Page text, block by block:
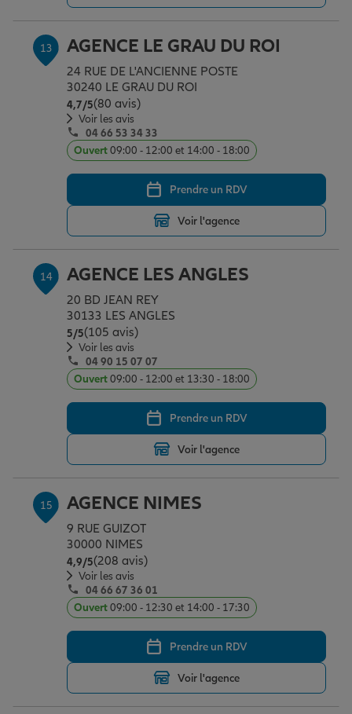
13 AGENCE LE GRAU DU ROI
24 RUE DE L'ANCIENNE POSTE
30240 LE GRAU DU ROI
4,7/5Note de 4.7 sur 5
(80 avis)
Voir les avis
04 66 53 34 33
Ouvert09:00 - 12:00 et 14:00 - 18:00
Prendre un RDV
Voir l'agence
14 AGENCE LES ANGLES
20 BD JEAN REY
30133 LES ANGLES
5/5Note de 5 sur 5
(105 avis)
Voir les avis
04 90 15 07 07
Ouvert09:00 - 12:00 et 13:30 - 18:00
Prendre un RDV
Voir l'agence
15 AGENCE NIMES
9 RUE GUIZOT
30000 NIMES
4,9/5Note de 4.9 sur 5
(208 avis)
Voir les avis
04 66 67 36 01
Ouvert09:00 - 12:30 et 14:00 - 17:30
Prendre un RDV
Voir l'agence